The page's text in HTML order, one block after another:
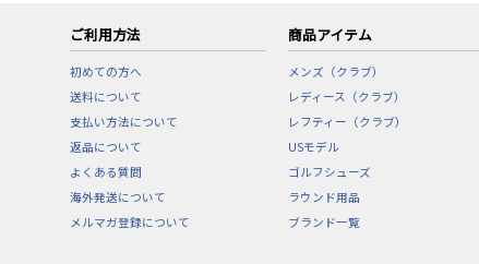
ご利用方法
初めての方へ
送料について
支払い方法について
返品について
よくある質問
海外発送について
メルマガ登録について
商品アイテム
メンズ（クラブ）
レディース（クラブ）
レフティー（クラブ）
USモデル
ゴルフシューズ
ラウンド用品
ブランド一覧